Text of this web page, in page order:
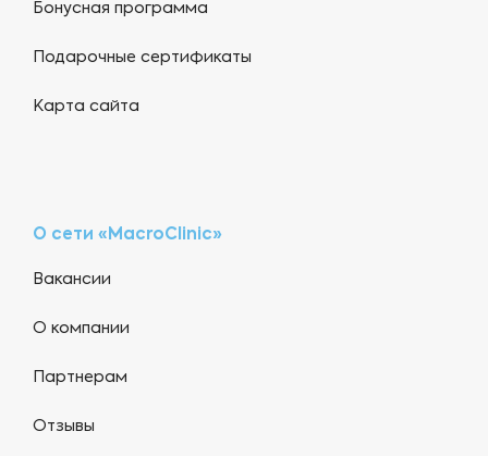
Бонусная программа
Подарочные сертификаты
Карта сайта
О сети «MacroClinic»
Вакансии
О компании
Партнерам
Отзывы